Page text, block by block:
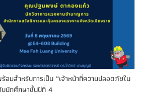
อมสำหรับการเป็น “เจ้าหน้าที่ความปลอดภัยใน
บนักศึกษาชั้นปีที่ 4